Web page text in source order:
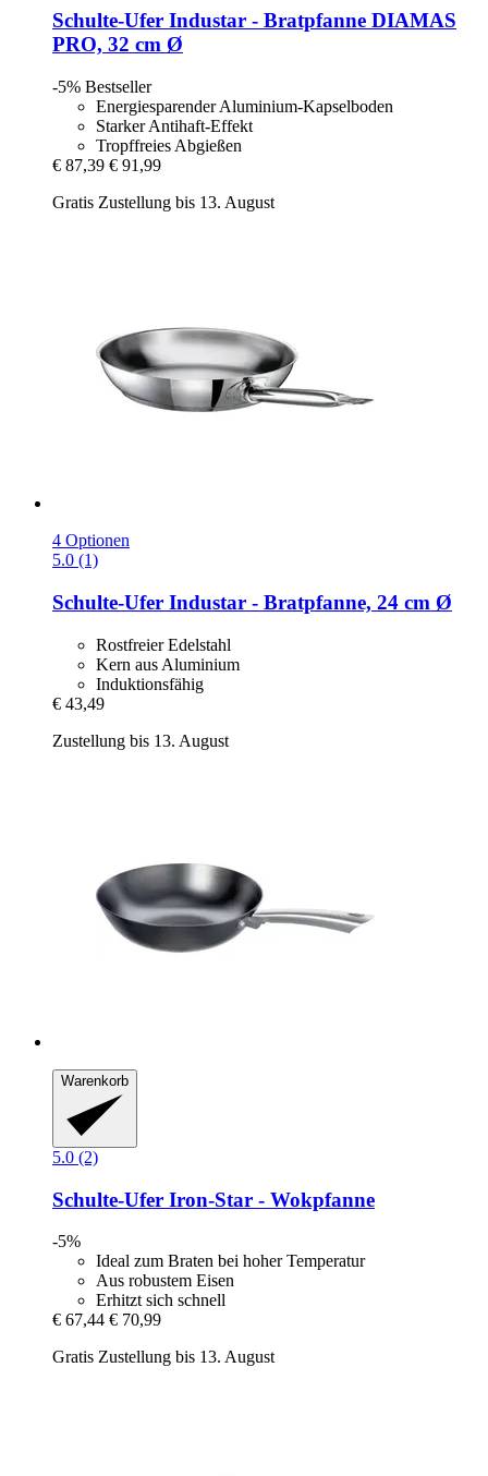
Schulte-Ufer Industar -​ Bratpfanne DIAMAS
PRO, 32 cm Ø
-5% Bestseller
Energiesparender Aluminium-Kapselboden
Starker Antihaft-Effekt
Tropffreies Abgießen
€ 87,39 € 91,99
Gratis Zustellung bis 13. August
4 Optionen
5.0 (1)
Schulte-Ufer Industar -​ Bratpfanne, 24 cm Ø
Rostfreier Edelstahl
Kern aus Aluminium
Induktionsfähig
€ 43,49
Zustellung bis 13. August
Warenkorb
5.0 (2)
Schulte-Ufer Iron-​Star -​ Wokpfanne
-5%
Ideal zum Braten bei hoher Temperatur
Aus robustem Eisen
Erhitzt sich schnell
€ 67,44 € 70,99
Gratis Zustellung bis 13. August